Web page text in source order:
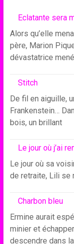
Eclatante sera
Alors qu’elle
père, Marion
dévastatrice
Stitch
De fil en aiguille,
Frankenstein…
bois, un brillant
Le jour où j’ai
Le jour où sa
de retraite, Lili se
Charbon bleu
Ermine aurait
minier et
descendre dans la